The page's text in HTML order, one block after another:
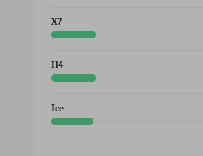
X7
H4
Ice